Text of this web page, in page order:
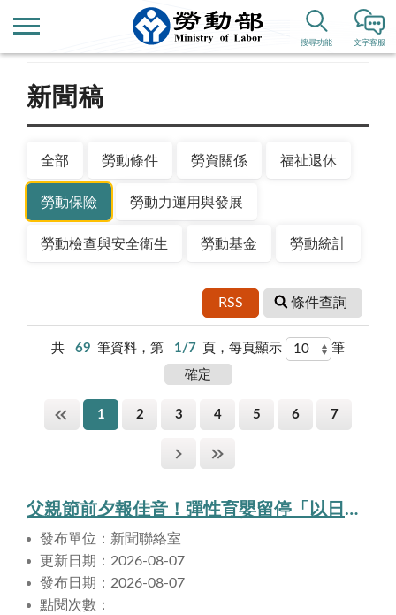
文字客服
搜尋功能
新聞公告
新聞稿
全部 勞動條件 勞資關係 福祉退休
勞動保險 勞動力運用與發展
勞動檢查與安全衛生 勞動基金 勞動統計
RSS 條件查詢
共 69 筆資料，第 1/7 頁，每頁顯示 筆
1 2 3 4 5 6 7
父親節前夕報佳音！彈性育嬰留停「以日申請」突破4萬筆 「神隊友」育兒新風潮！7月男性申辦比重連續三個月超越女性
發布單位：新聞聯絡室
更新日期：2026-08-07
發布日期：2026-08-07
點閱次數：